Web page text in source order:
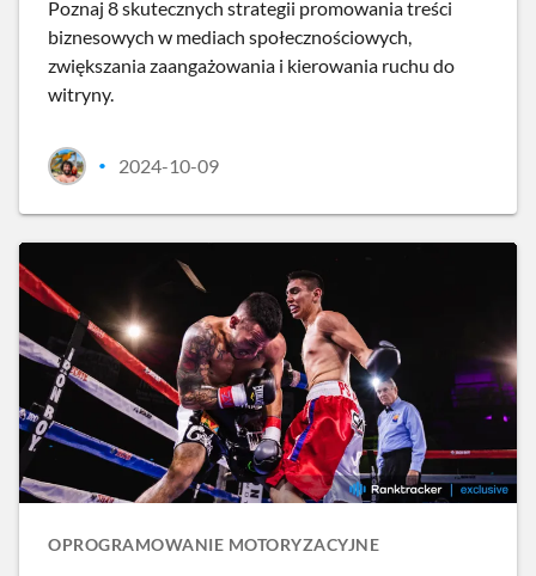
Poznaj 8 skutecznych strategii promowania treści
biznesowych w mediach społecznościowych,
zwiększania zaangażowania i kierowania ruchu do
witryny.
• 2024-10-09
OPROGRAMOWANIE MOTORYZACYJNE